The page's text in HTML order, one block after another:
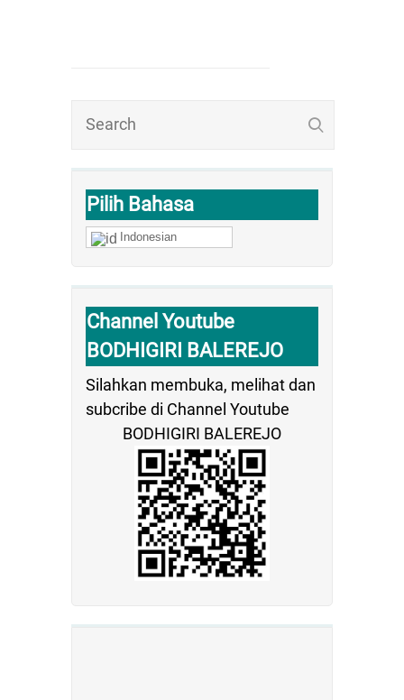
Pilih Bahasa
Indonesian
Channel Youtube
BODHIGIRI BALEREJO
Silahkan membuka, melihat dan
subcribe di Channel Youtube
BODHIGIRI BALEREJO